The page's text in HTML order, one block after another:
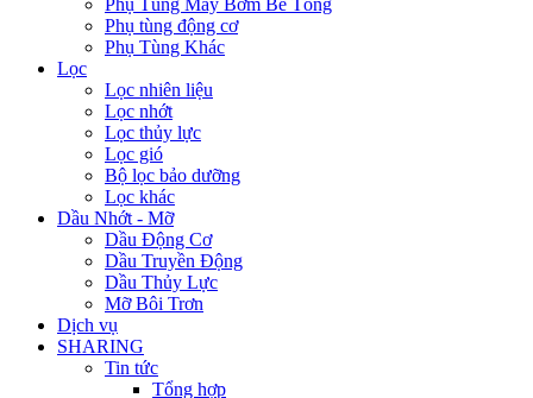
Phụ Tùng Máy Bơm Bê Tông
Phụ tùng động cơ
Phụ Tùng Khác
Lọc
Lọc nhiên liệu
Lọc nhớt
Lọc thủy lực
Lọc gió
Bộ lọc bảo dưỡng
Lọc khác
Dầu Nhớt - Mỡ
Dầu Động Cơ
Dầu Truyền Động
Dầu Thủy Lực
Mỡ Bôi Trơn
Dịch vụ
SHARING
Tin tức
Tổng hợp